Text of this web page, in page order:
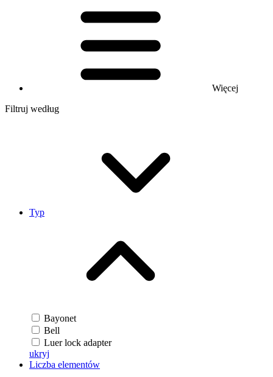
Więcej
Filtruj według
Typ
Bayonet
Bell
Luer lock adapter
ukryj
Liczba elementów